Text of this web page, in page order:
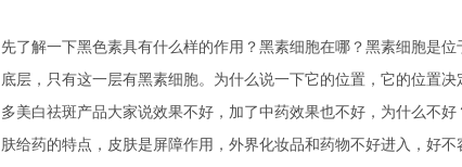
先了解一下黑色素具有什么样的作用？黑素细胞在哪？黑素细胞是
底层，只有这一层有黑素细胞。为什么说一下它的位置，它的位置
多美白祛斑产品大家说效果不好，加了中药效果也不好，为什么不
肤给药的特点，皮肤是屏障作用，外界化妆品和药物不好进入，好